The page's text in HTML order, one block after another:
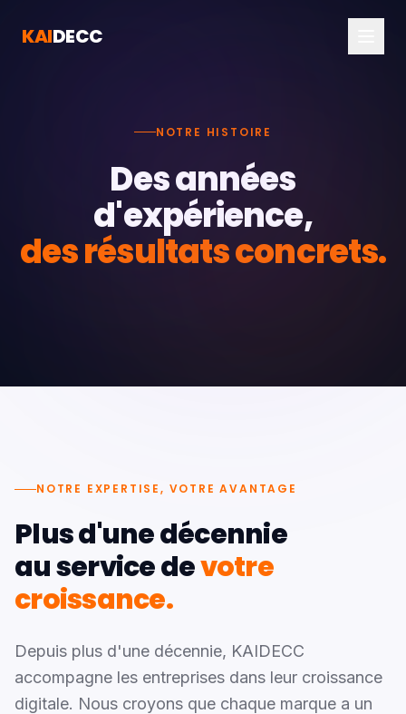
KAIDECC
NOTRE HISTOIRE
Des années
d'expérience,
des résultats concrets.
NOTRE EXPERTISE, VOTRE AVANTAGE
Plus d'une décennie
au service devotre
croissance.
Depuis plus d'une décennie, KAIDECC
accompagne les entreprises dans leur croissance
digitale. Nous croyons que chaque marque a un